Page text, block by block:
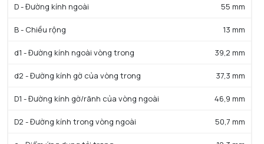
D - Đường kính ngoài 55 mm
B - Chiều rộng 13 mm
d1 - Đường kính ngoài vòng trong 39,2 mm
d2 - Đường kính gờ của vòng trong 37,3 mm
D1 - Đường kính gờ/rãnh của vòng ngoài 46,9 mm
D2 - Đường kính trong vòng ngoài 50,7 mm